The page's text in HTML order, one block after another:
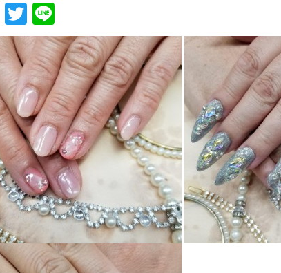
Facebook
Twitter